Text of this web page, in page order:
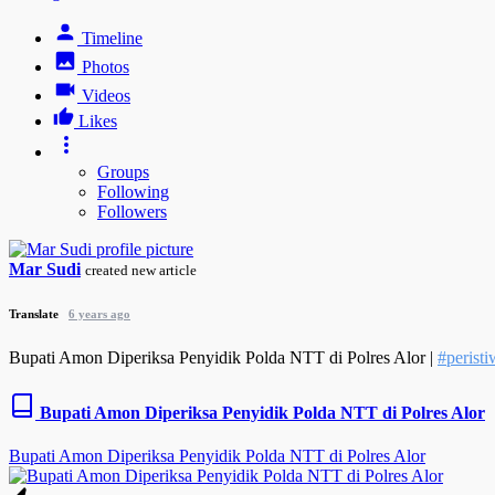
Timeline
Photos
Videos
Likes
Groups
Following
Followers
Mar Sudi created new article
Translate 6 years ago
Bupati Amon Diperiksa Penyidik Polda NTT di Polres Alor |
Bupati Amon Diperiksa Penyidik Polda NTT di Polres Alor
Bupati Amon Diperiksa Penyidik Polda NTT di Polres Alor